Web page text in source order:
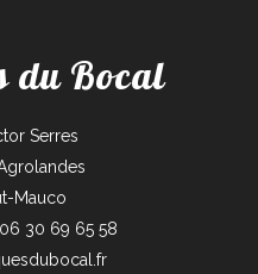
du Bocal
Serres
Mauco
30 69 65 58